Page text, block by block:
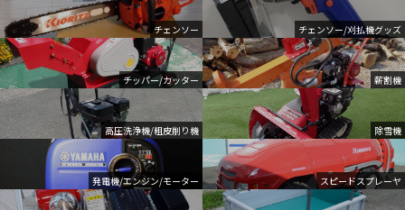
チェンソー チェンソー/刈払機グッズ
チッパー/カッター 薪割機
高圧洗浄機/粗皮削り機 除雪機
発電機/エンジン/モーター スピードスプレーヤ